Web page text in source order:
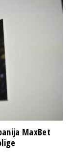
MaxBet